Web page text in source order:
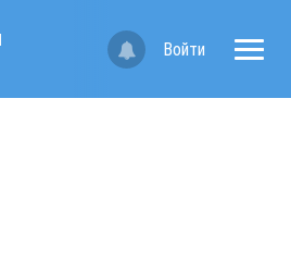
Войти